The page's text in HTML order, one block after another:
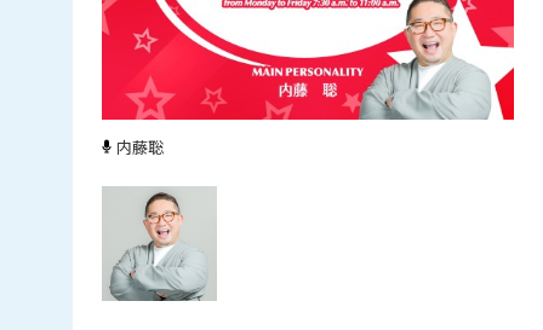
内藤聡